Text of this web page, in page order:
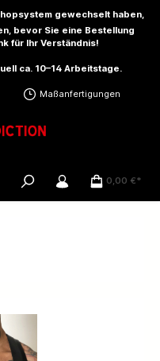
gewechselt haben,
, bevor Sie eine Bestellung
für Ihr Verständnis!
ca. 10–14 Arbeitstage.
Maßanfertigungen
0,00 €*